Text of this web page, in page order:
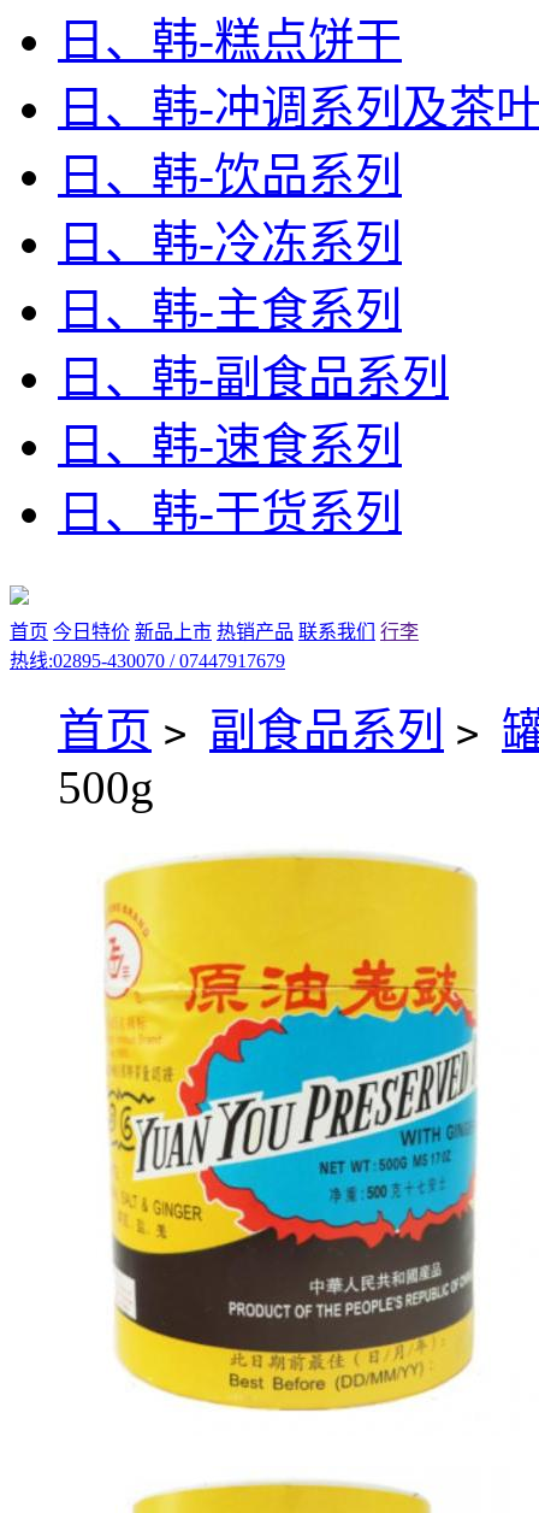
日、韩-糕点饼干
日、韩-冲调系列及茶
日、韩-饮品系列
日、韩-冷冻系列
日、韩-主食系列
日、韩-副食品系列
日、韩-速食系列
日、韩-干货系列
首页 今日特价 新品上市 热销产品 联系我们
行李
热线:02895-430070 / 07447917679
首页 > 副食品系列 >
500g